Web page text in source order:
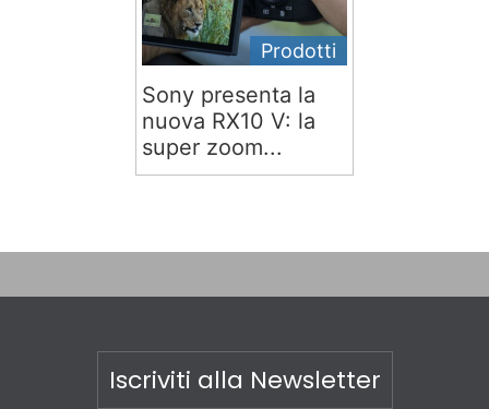
Prodotti
Sony presenta la
nuova RX10 V: la
super zoom...
Iscriviti alla Newsletter